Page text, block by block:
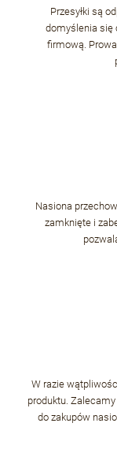
Przesyłki są
domyślenia się
firmową.
Nasiona
zamknięte i
W razie
produktu.
do zakupów